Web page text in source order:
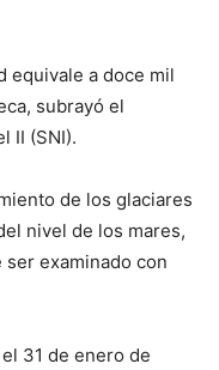
equivale a doce mil
subrayó el
II (SNI).
de los glaciares
nivel de los mares,
examinado con
31 de enero de